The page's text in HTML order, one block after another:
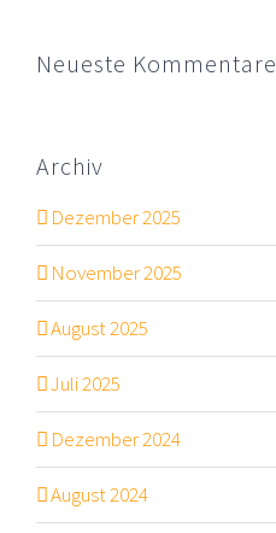
Neueste Kommentare
Archiv
Dezember 2025
November 2025
August 2025
Juli 2025
Dezember 2024
August 2024